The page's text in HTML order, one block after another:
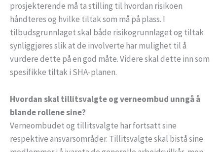
prosjekterende må ta stilling til hvordan risikoen
håndteres og hvilke tiltak som må på plass. I
tilbudsgrunnlaget skal både risikogrunnlaget og tiltak
synliggjøres slik at de involverte har mulighet til å
vurdere dette på en god måte. Videre skal dette inn som
spesifikke tiltak i SHA-planen.
Hvordan skal tillitsvalgte og verneombud unngå å
blande rollene sine?
Verneombudet og tillitsvalgte har fortsatt sine
respektive ansvarsområder. Tillitsvalgte skal bistå sine